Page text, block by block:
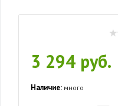
3 294 руб.
Наличие: много